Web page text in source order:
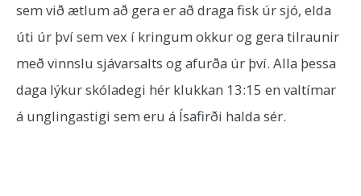
sem við ætlum að gera er að draga fisk úr sjó, elda
úti úr því sem vex í kringum okkur og gera tilraunir
með vinnslu sjávarsalts og afurða úr því. Alla þessa
daga lýkur skóladegi hér klukkan 13:15 en valtímar
á unglingastigi sem eru á Ísafirði halda sér.